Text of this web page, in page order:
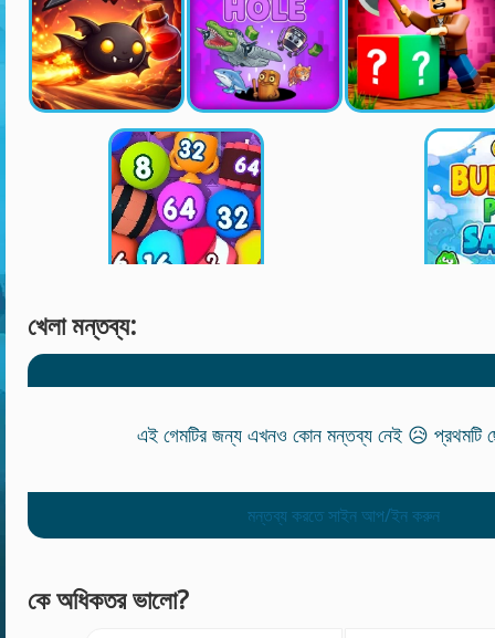
খেলা মন্তব্য:
এই গেমটির জন্য এখনও কোন মন্তব্য নেই 😥 প্রথমটি
মন্তব্য করতে সাইন আপ/ইন করুন
কে অধিকতর ভালো?